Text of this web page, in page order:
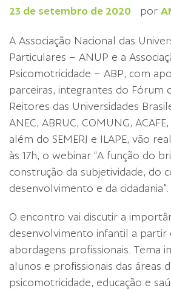
23 de setembro de 2020 por
A Associação Nacional das
Particulares – ANUP e a
Psicomotricidade – ABP, com
parceiras, integrantes do Fórum
Reitores das Universidades
ANEC, ABRUC, COMUNG,
além do SEMERJ e ILAPE, vão
às 17h, o webinar “A função do
construção da subjetividade, do
desenvolvimento e da cidadania”.
O encontro vai discutir a
desenvolvimento infantil a partir
abordagens profissionais. Tema
alunos e profissionais das áreas
psicomotricidade, educação e